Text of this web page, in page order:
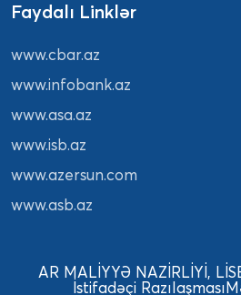
Faydalı Linklər
www.cbar.az
www.infobank.az
www.asa.az
www.isb.az
www.azersun.com
www.asb.az
AR MALİYYƏ NAZİRLİYİ,
İstifadəçi Razılaşması